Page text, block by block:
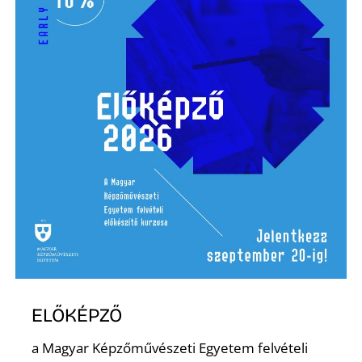
ELŐKÉPZŐ
a Magyar Képzőművészeti Egyetem felvételi